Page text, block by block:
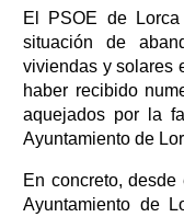
El PSOE de
situación de
viviendas y solares
haber recibido
aquejados por la
Ayuntamiento de
En concreto,
Ayuntamiento de